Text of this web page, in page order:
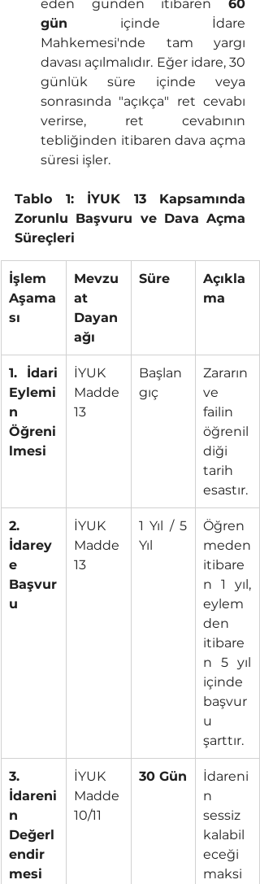
eden günden itibaren 60
gün içinde İdare
Mahkemesi'nde tam yargı
davası açılmalıdır. Eğer idare, 30
günlük süre içinde veya
sonrasında "açıkça" ret cevabı
verirse, ret cevabının
tebliğinden itibaren dava açma
süresi işler.
Tablo 1: İYUK 13 Kapsamında
Zorunlu Başvuru ve Dava Açma
Süreçleri
İşlem
Aşama
sı
Mevzu
at
Dayan
ağı
Süre
Açıkla
ma
1. İdari
Eylemi
n
Öğreni
lmesi
İYUK
Madde
13
Başlan
gıç
Zararın
ve
failin
öğrenil
diği
tarih
esastır.
2.
İdarey
e
Başvur
u
İYUK
Madde
13
1 Yıl / 5
Yıl
Öğren
meden
itibare
n 1 yıl,
eylem
den
itibare
n 5 yıl
içinde
başvur
u
şarttır.
3.
İdareni
n
Değerl
endir
mesi
İYUK
Madde
10/11
30 Gün
İdareni
n
sessiz
kalabil
eceği
maksi